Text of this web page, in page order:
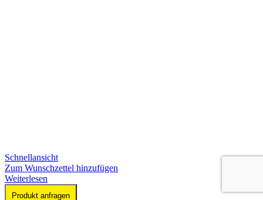
Schnellansicht
Zum Wunschzettel hinzufügen
Weiterlesen
Produkt anfragen